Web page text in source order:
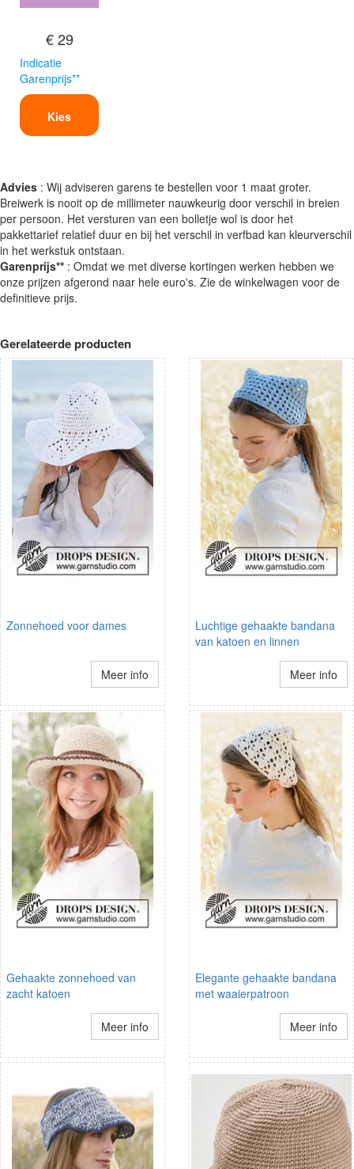
€ 29
Indicatie
Garenprijs**
Kies
Advies : Wij adviseren garens te bestellen voor 1 maat groter.
Breiwerk is nooit op de millimeter nauwkeurig door verschil in breien
per persoon. Het versturen van een bolletje wol is door het
pakkettarief relatief duur en bij het verschil in verfbad kan kleurverschil
in het werkstuk ontstaan.
Garenprijs** : Omdat we met diverse kortingen werken hebben we
onze prijzen afgerond naar hele euro's. Zie de winkelwagen voor de
definitieve prijs.
Gerelateerde producten
Zonnehoed voor dames
Meer info
Luchtige gehaakte bandana
van katoen en linnen
Meer info
Gehaakte zonnehoed van
zacht katoen
Meer info
Elegante gehaakte bandana
met waaierpatroon
Meer info